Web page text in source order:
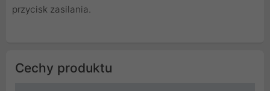
przycisk zasilania.
Cechy produktu